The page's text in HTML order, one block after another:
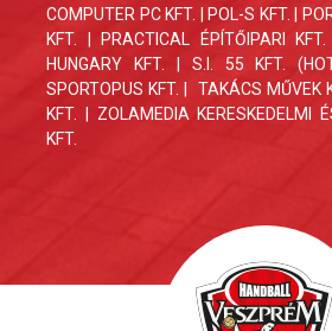
COMPUTER PC KFT. | POL-S KFT. |
KFT. | PRACTICAL ÉPÍTŐIPARI
HUNGARY KFT. | S.I. 55 KFT.
SPORTOPUS KFT. | TAKÁCS MŰVEK
KFT. | ZOLAMEDIA KERESKEDELMI
KFT.